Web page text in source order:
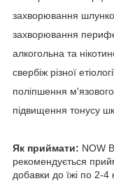
захворювання
захворювання
алкогольна та
свербіж різної
поліпшення
підвищення тонусу
Як приймати: NOW
рекомендується
добавки до їжі по 2-4